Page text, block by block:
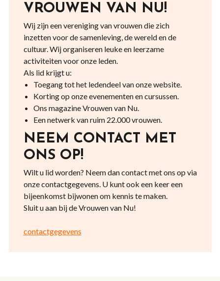
VROUWEN VAN NU!
Wij zijn een vereniging van vrouwen die zich
inzetten voor de samenleving, de wereld en de
cultuur. Wij organiseren leuke en leerzame
activiteiten voor onze leden.
Als lid krijgt u:
Toegang tot het ledendeel van onze website.
Korting op onze evenementen en cursussen.
Ons magazine Vrouwen van Nu.
Een netwerk van ruim 22.000 vrouwen.
NEEM CONTACT MET
ONS OP!
Wilt u lid worden? Neem dan contact met ons op via
onze contactgegevens. U kunt ook een keer een
bijeenkomst bijwonen om kennis te maken.
Sluit u aan bij de Vrouwen van Nu!
contactgegevens